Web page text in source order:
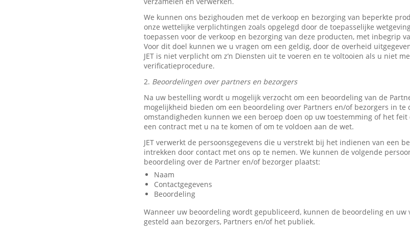
We kunnen ons bezighouden met de verkoop en bezorging van beperkte
onze wettelijke verplichtingen zoals opgelegd door de toepasselijke
toepassen voor de verkoop en bezorging van deze producten, met inbegrip
Voor dit doel kunnen we u vragen om een geldig, door de overheid
JET is niet verplicht om z’n Diensten uit te voeren en te voltooien als u niet
verificatieprocedure.
2. Beoordelingen over partners en bezorgers
Na uw bestelling wordt u mogelijk verzocht om een beoordeling van de
mogelijkheid bieden om een beoordeling over Partners en/of bezorgers in te
omstandigheden kunnen we een beroep doen op uw toestemming of het
een contract met u na te komen of om te voldoen aan de wet.
JET verwerkt de persoonsgegevens die u verstrekt bij het indienen van een
intrekken door contact met ons op te nemen. We kunnen de volgende
beoordeling over de Partner en/of bezorger plaatst:
Naam
Contactgegevens
Beoordeling
Wanneer uw beoordeling wordt gepubliceerd, kunnen de beoordeling en uw
gesteld aan bezorgers, Partners en/of het publiek.